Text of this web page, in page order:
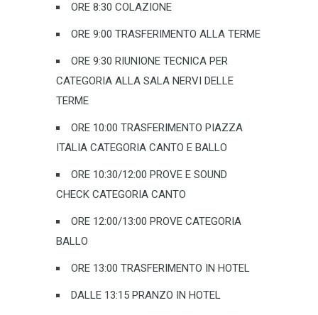
ORE 8:30 COLAZIONE
ORE 9:00 TRASFERIMENTO ALLA TERME
ORE 9:30 RIUNIONE TECNICA PER
CATEGORIA ALLA SALA NERVI DELLE
TERME
ORE 10:00 TRASFERIMENTO PIAZZA
ITALIA CATEGORIA CANTO E BALLO
ORE 10:30/12:00 PROVE E SOUND
CHECK CATEGORIA CANTO
ORE 12:00/13:00 PROVE CATEGORIA
BALLO
ORE 13:00 TRASFERIMENTO IN HOTEL
DALLE 13:15 PRANZO IN HOTEL